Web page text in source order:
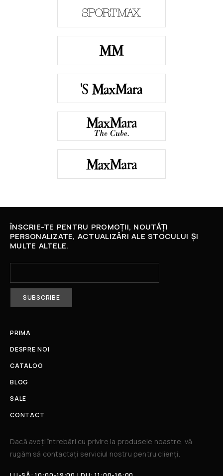
ÎNSCRIE-TE PENTRU PROMOȚII, NOUTĂȚI
PERSONALIZATE, ACTUALIZĂRI ALE STOCULUI ȘI
MULTE ALTELE.
PRIMA
DESPRE NOI
CATALOG
BLOG
SALE
CONTACT
Dacă aveți întrebări cu privire la produsele noastre, vă
rugăm să contactați serviciul nostru pentru clienți.​